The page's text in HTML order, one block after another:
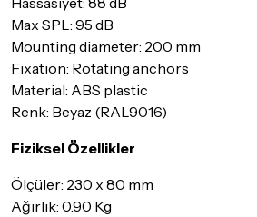
İade ve değişimi talep edilecek ürünün
olması, ambalajının korunmuş, aksesuar
eksiksiz olması gerekmektedir. Satın
göndermeden önce mutlaka
geçerek bilgi veriniz.
İade ve değişim koşulları, ürün
gösterebilir. Lütfen satın almadan önce
iade/değişim şartlarını kontrol
Detaylar için tıklayınız
Max SPL: 95 dB
Mounting diameter: 200 mm
Fixation: Rotating anchors
Material: ABS plastic
Renk: Beyaz (RAL9016)
Fiziksel Özellikler
Ölçüler: 230 x 80 mm
Ağırlık: 0.90 Kg